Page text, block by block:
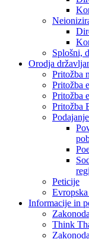
Splošni,
Orodja
Pritožba
Pritožba
Pritožba
Pritožba
Peticije
Informacije in
Think